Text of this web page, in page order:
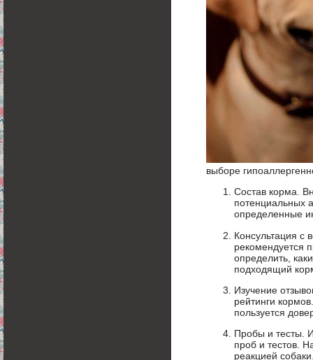
выборе
Состав корма.
потенциальных
определенные
Консультация с
рекомендуется
определить,
подходящий
Изучение
рейтинги
пользуется
Пробы и тесты.
проб и тестов.
реакцией